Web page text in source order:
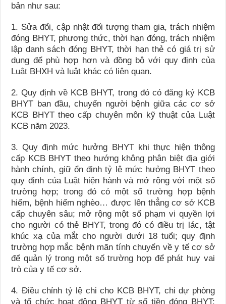
bản như sau:
1. Sửa đổi, cập nhật đối tượng tham gia, trách nhiệm
đóng BHYT, phương thức, thời hạn đóng, trách nhiệm
lập danh sách đóng BHYT, thời hạn thẻ có giá trị sử
dụng để phù hợp hơn và đồng bộ với quy định của
Luật BHXH và luật khác có liên quan.
2. Quy định về KCB BHYT, trong đó có đăng ký KCB
BHYT ban đầu, chuyển người bệnh giữa các cơ sở
KCB BHYT theo cấp chuyên môn kỹ thuật của Luật
KCB năm 2023.
3. Quy định mức hưởng BHYT khi thực hiện thông
cấp KCB BHYT theo hướng không phân biệt địa giới
hành chính, giữ ổn định tỷ lệ mức hưởng BHYT theo
quy định của Luật hiện hành và mở rộng với một số
trường hợp; trong đó có một số trường hợp bệnh
hiếm, bệnh hiểm nghèo… được lên thẳng cơ sở KCB
cấp chuyên sâu; mở rộng một số phạm vi quyền lợi
cho người có thẻ BHYT, trong đó có điều trị lác, tật
khúc xạ của mắt cho người dưới 18 tuổi; quy định
trường hợp mắc bệnh mãn tính chuyển về y tế cơ sở
để quản lý trong một số trường hợp để phát huy vai
trò của y tế cơ sở.
4. Điều chỉnh tỷ lệ chi cho KCB BHYT, chi dự phòng
và tổ chức hoạt động BHYT từ số tiền đóng BHYT;